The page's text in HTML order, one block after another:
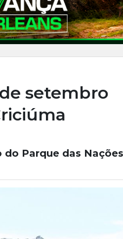
setembro
Parque das